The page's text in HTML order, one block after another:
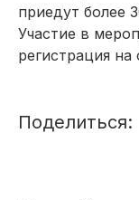
приедут более
Участие в
регистрация на
Поделиться: